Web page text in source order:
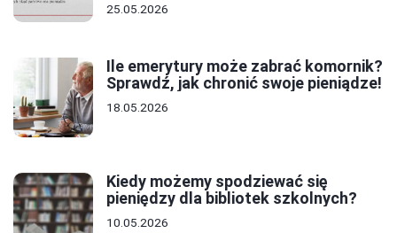
25.05.2026
Ile emerytury może zabrać komornik?
Sprawdź, jak chronić swoje pieniądze!
18.05.2026
Kiedy możemy spodziewać się
pieniędzy dla bibliotek szkolnych?
10.05.2026